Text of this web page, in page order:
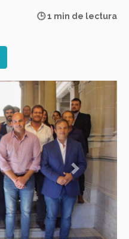
🕒 1 min de lectura
Next